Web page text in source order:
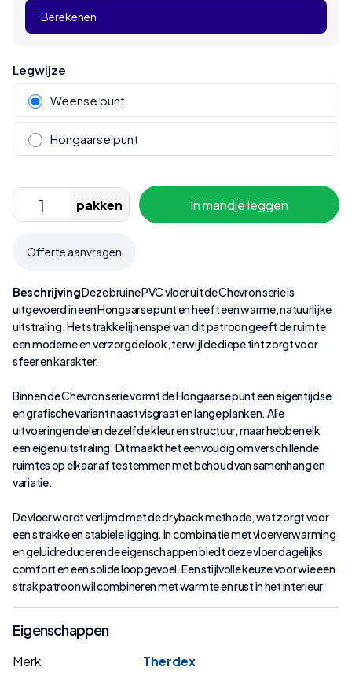
Berekenen
Legwijze
Weense punt
Hongaarse punt
pakken In mandje leggen
Offerte aanvragen
BeschrijvingDeze bruine PVC vloer uit de Chevron serie is
uitgevoerd in een Hongaarse punt en heeft een warme, natuurlijke
uitstraling. Het strakke lijnenspel van dit patroon geeft de ruimte
een moderne en verzorgde look, terwijl de diepe tint zorgt voor
sfeer en karakter.
Binnen de Chevron serie vormt de Hongaarse punt een eigentijdse
en grafische variant naast visgraat en lange planken. Alle
uitvoeringen delen dezelfde kleur en structuur, maar hebben elk
een eigen uitstraling. Dit maakt het eenvoudig om verschillende
ruimtes op elkaar af te stemmen met behoud van samenhang en
variatie.
De vloer wordt verlijmd met de dryback methode, wat zorgt voor
een strakke en stabiele ligging. In combinatie met vloerverwarming
en geluidreducerende eigenschappen biedt deze vloer dagelijks
comfort en een solide loopgevoel. Een stijlvolle keuze voor wie een
strak patroon wil combineren met warmte en rust in het interieur.
Eigenschappen
Merk
Therdex